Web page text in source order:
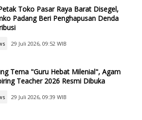
Toko Pasar Raya Barat Disegel,
Padang Beri Penghapusan Denda
29 Juli 2026, 09:52 WIB
Tema "Guru Hebat Milenial", Agam
Teacher 2026 Resmi Dibuka
29 Juli 2026, 09:39 WIB